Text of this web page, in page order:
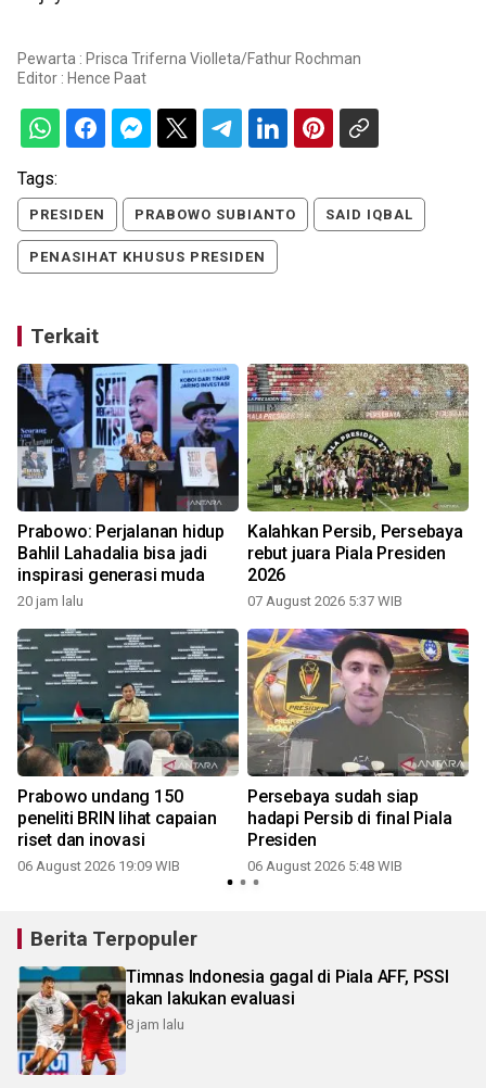
Pewarta : Prisca Triferna Violleta/Fathur Rochman
Editor : Hence Paat
Tags:
PRESIDEN PRABOWO SUBIANTO SAID IQBAL
PENASIHAT KHUSUS PRESIDEN
Terkait
Prabowo: Perjalanan hidup
Bahlil Lahadalia bisa jadi
inspirasi generasi muda
20 jam lalu
Kalahkan Persib, Persebaya
rebut juara Piala Presiden
2026
07 August 2026 5:37 WIB
Prabowo undang 150
peneliti BRIN lihat capaian
riset dan inovasi
06 August 2026 19:09 WIB
Persebaya sudah siap
hadapi Persib di final Piala
Presiden
06 August 2026 5:48 WIB
Berita Terpopuler
Timnas Indonesia gagal di Piala AFF, PSSI
akan lakukan evaluasi
8 jam lalu